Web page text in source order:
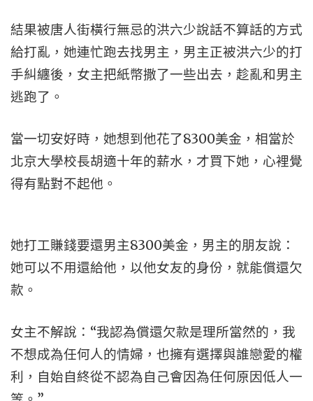
結果被唐人街橫行無忌的洪六少說話不算話的方式
給打亂，她連忙跑去找男主，男主正被洪六少的打
手糾纏後，女主把紙幣撒了一些出去，趁亂和男主
逃跑了。
當一切安好時，她想到他花了8300美金，相當於
北京大學校長胡適十年的薪水，才買下她，心裡覺
得有點對不起他。
她打工賺錢要還男主8300美金，男主的朋友說：
她可以不用還給他，以他女友的身份，就能償還欠
款。
女主不解說：“我認為償還欠款是理所當然的，我
不想成為任何人的情婦，也擁有選擇與誰戀愛的權
利，自始自終從不認為自己會因為任何原因低人一